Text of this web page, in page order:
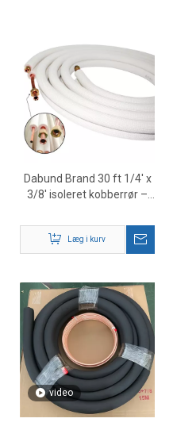
Dabund Brand 30 ft 1/4' x
3/8' isoleret kobberrør –
Set Leverandør
Læg i kurv
video